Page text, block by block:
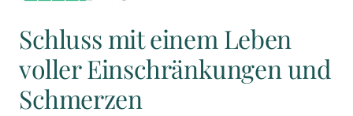
Schluss mit einem Leben
voller Einschränkungen und
Schmerzen